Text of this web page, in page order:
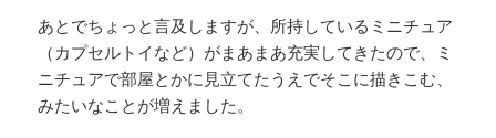
あとでちょっと言及しますが、所持しているミニチュア
（カプセルトイなど）がまあまあ充実してきたので、ミ
ニチュアで部屋とかに見立てたうえでそこに描きこむ、
みたいなことが増えました。